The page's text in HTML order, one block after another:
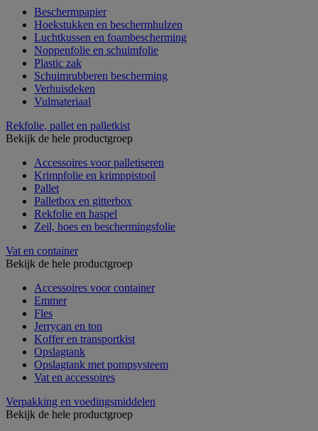
Beschermpapier
Hoekstukken en beschermhulzen
Luchtkussen en foambescherming
Noppenfolie en schuimfolie
Plastic zak
Schuimrubberen bescherming
Verhuisdeken
Vulmateriaal
Rekfolie, pallet en palletkist
Bekijk de hele productgroep
Accessoires voor palletiseren
Krimpfolie en krimppistool
Pallet
Palletbox en gitterbox
Rekfolie en haspel
Zeil, hoes en beschermingsfolie
Vat en container
Bekijk de hele productgroep
Accessoires voor container
Emmer
Fles
Jerrycan en ton
Koffer en transportkist
Opslagtank
Opslagtank met pompsysteem
Vat en accessoires
Verpakking en voedingsmiddelen
Bekijk de hele productgroep